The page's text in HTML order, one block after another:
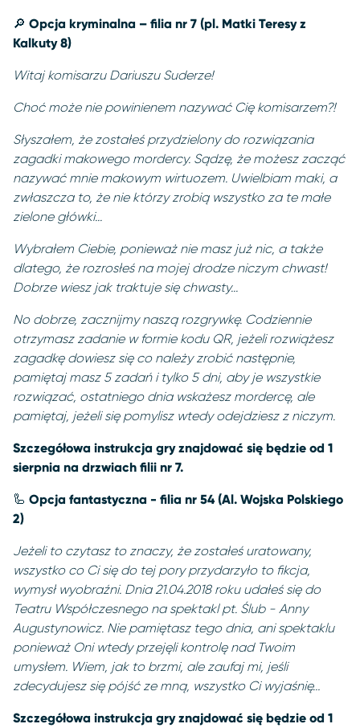
🔎 Opcja kryminalna – filia nr 7 (pl. Matki Teresy z
Kalkuty 8)
Witaj komisarzu Dariuszu Suderze!
Choć może nie powinienem nazywać Cię komisarzem?!
Słyszałem, że zostałeś przydzielony do rozwiązania
zagadki makowego mordercy. Sądzę, że możesz zacząć
nazywać mnie makowym wirtuozem. Uwielbiam maki, a
zwłaszcza to, że nie którzy zrobią wszystko za te małe
zielone główki...
Wybrałem Ciebie, ponieważ nie masz już nic, a także
dlatego, że rozrosłeś na mojej drodze niczym chwast!
Dobrze wiesz jak traktuje się chwasty...
No dobrze, zacznijmy naszą rozgrywkę. Codziennie
otrzymasz zadanie w formie kodu QR, jeżeli rozwiążesz
zagadkę dowiesz się co należy zrobić następnie,
pamiętaj masz 5 zadań i tylko 5 dni, aby je wszystkie
rozwiązać, ostatniego dnia wskażesz mordercę, ale
pamiętaj, jeżeli się pomylisz wtedy odejdziesz z niczym.
Szczegółowa instrukcja gry znajdować się będzie od 1
sierpnia na drzwiach filii nr 7.
🦾 Opcja fantastyczna - filia nr 54 (Al. Wojska Polskiego
2)
Jeżeli to czytasz to znaczy, że zostałeś uratowany,
wszystko co Ci się do tej pory przydarzyło to fikcja,
wymysł wyobraźni. Dnia 21.04.2018 roku udałeś się do
Teatru Współczesnego na spektakl pt. Ślub - Anny
Augustynowicz. Nie pamiętasz tego dnia, ani spektaklu
ponieważ Oni wtedy przejęli kontrolę nad Twoim
umysłem. Wiem, jak to brzmi, ale zaufaj mi, jeśli
zdecydujesz się pójść ze mną, wszystko Ci wyjaśnię…
Szczegółowa instrukcja gry znajdować się będzie od 1